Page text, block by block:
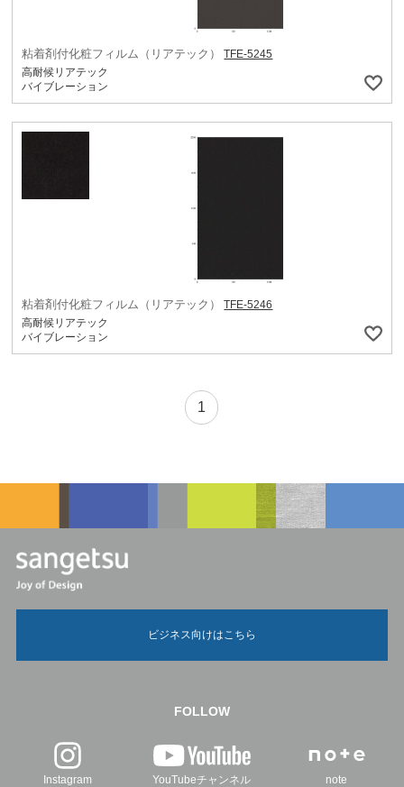
粘着剤付化粧フィルム（リアテック）
TFE-5245
高耐候リアテック
バイブレーション
粘着剤付化粧フィルム（リアテック）
TFE-5246
高耐候リアテック
バイブレーション
1
ビジネス向けはこちら
FOLLOW
Instagram YouTubeチャンネル note